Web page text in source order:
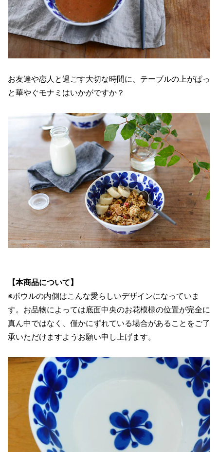
お友達や恋人と過ごす大切な時間に、テーブルの上がぱっ
と華やぐモナミはいかがですか？
【本商品について】
※ボウルの内側はこんな愛らしいデザインになっていま
す。お品物によっては底面中央のお花模様の位置が完全に
真ん中ではなく、僅かにずれている場合があることをご了
承いただけますようお願い申し上げます。